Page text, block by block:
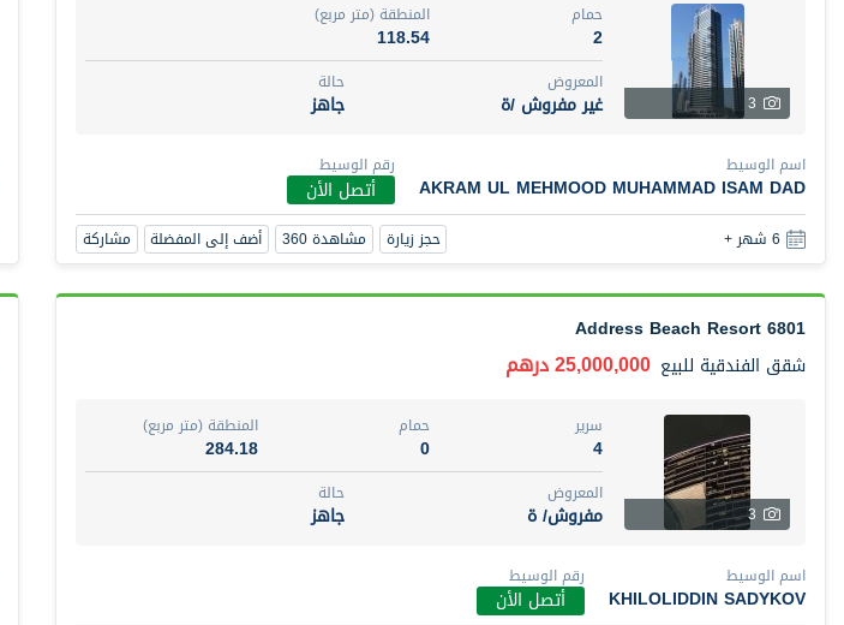
3
حمام
2
المنطقة (متر مربع)
118.54
المعروض
غير مفروش /ة
حالة
جاهز
اسم الوسيط
AKRAM UL MEHMOOD MUHAMMAD ISAM DAD
رقم الوسيط
أتصل الأن
6 شهر + حجز زيارة مشاهدة 360 أضف إلى المفضلة مشاركة
6801 Address Beach Resort
شقق الفندقية للبيع 25,000,000 درهم
3
سرير
4
حمام
0
المنطقة (متر مربع)
284.18
المعروض
مفروش/ ة
حالة
جاهز
اسم الوسيط
KHILOLIDDIN SADYKOV
رقم الوسيط
أتصل الأن